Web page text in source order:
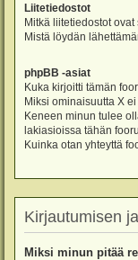
Liitetiedostot
Mitkä liitetiedostot
Mistä löydän
phpBB -asiat
Kuka kirjoitti tämän
Miksi ominaisuutta X
Keneen minun tulee
lakiasioissa tähän
Kuinka otan yhteyttä
Kirjautumisen
Miksi minun pitää